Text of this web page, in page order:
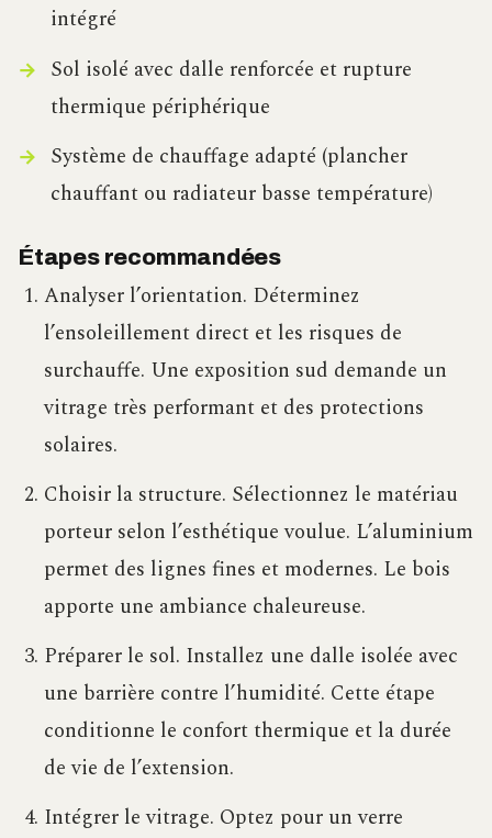
intégré
Sol isolé avec dalle renforcée et rupture
thermique périphérique
Système de chauffage adapté (plancher
chauffant ou radiateur basse température)
Étapes recommandées
Analyser l’orientation. Déterminez
l’ensoleillement direct et les risques de
surchauffe. Une exposition sud demande un
vitrage très performant et des protections
solaires.
Choisir la structure. Sélectionnez le matériau
porteur selon l’esthétique voulue. L’aluminium
permet des lignes fines et modernes. Le bois
apporte une ambiance chaleureuse.
Préparer le sol. Installez une dalle isolée avec
une barrière contre l’humidité. Cette étape
conditionne le confort thermique et la durée
de vie de l’extension.
Intégrer le vitrage. Optez pour un verre